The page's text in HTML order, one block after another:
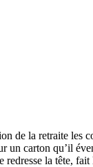
de la retraite les
carton qu’il
la tête,